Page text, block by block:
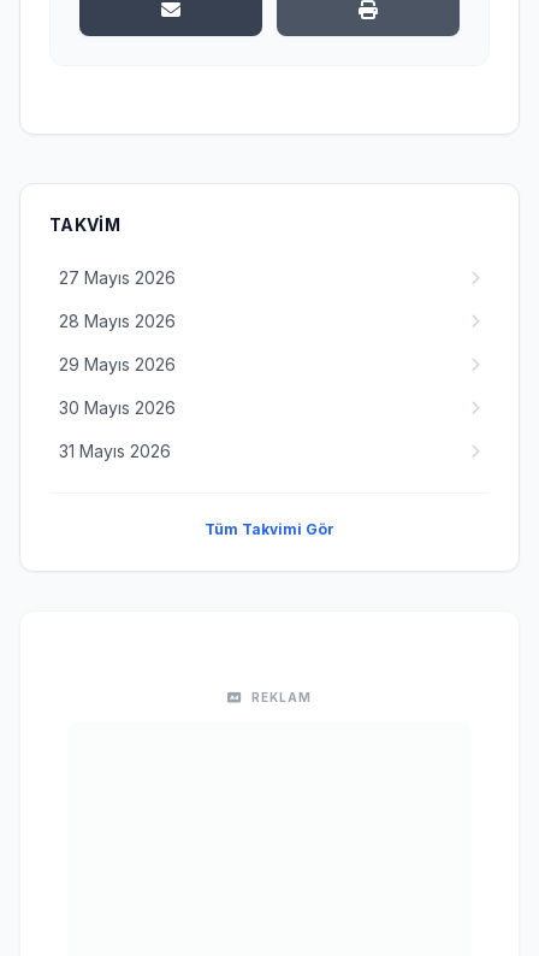
TAKVIM
27 Mayıs 2026
28 Mayıs 2026
29 Mayıs 2026
30 Mayıs 2026
31 Mayıs 2026
Tüm Takvimi Gör
REKLAM